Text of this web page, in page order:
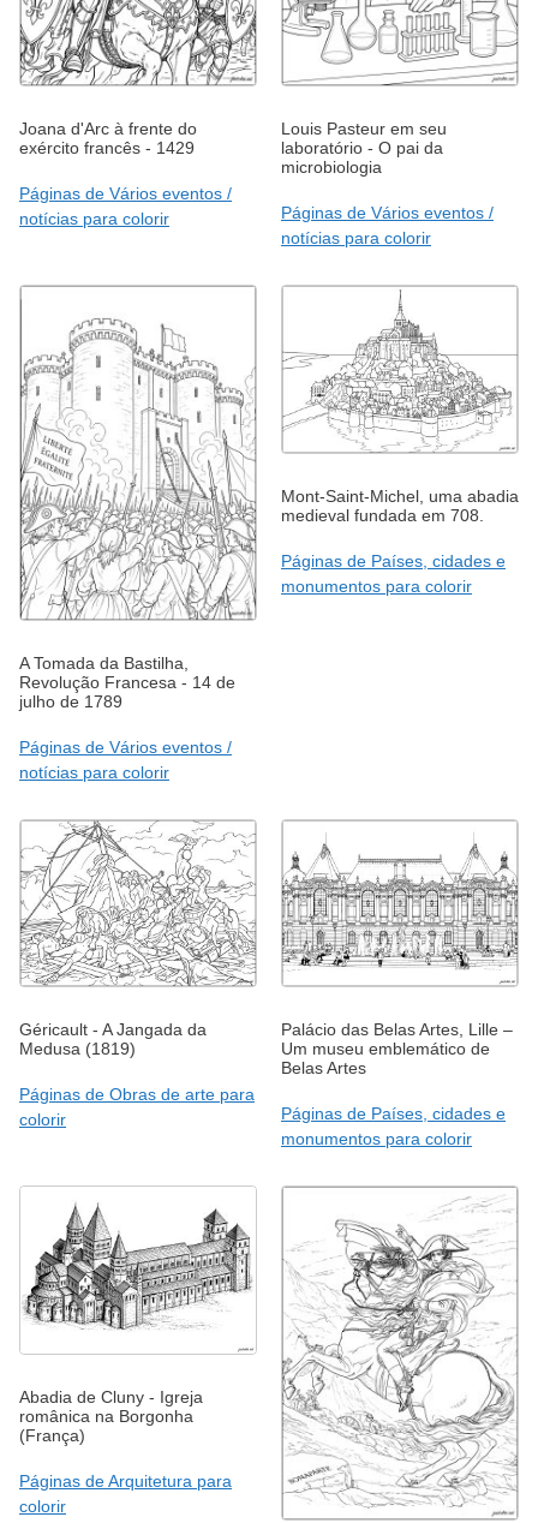
Joana d'Arc à frente do
exército francês - 1429
Páginas de Vários eventos /
notícias para colorir
Louis Pasteur em seu
laboratório - O pai da
microbiologia
Páginas de Vários eventos /
notícias para colorir
A Tomada da Bastilha,
Revolução Francesa - 14 de
julho de 1789
Páginas de Vários eventos /
notícias para colorir
Mont-Saint-Michel, uma abadia
medieval fundada em 708.
Páginas de Países, cidades e
monumentos para colorir
Géricault - A Jangada da
Medusa (1819)
Páginas de Obras de arte para
colorir
Palácio das Belas Artes, Lille –
Um museu emblemático de
Belas Artes
Páginas de Países, cidades e
monumentos para colorir
Abadia de Cluny - Igreja
românica na Borgonha
(França)
Páginas de Arquitetura para
colorir